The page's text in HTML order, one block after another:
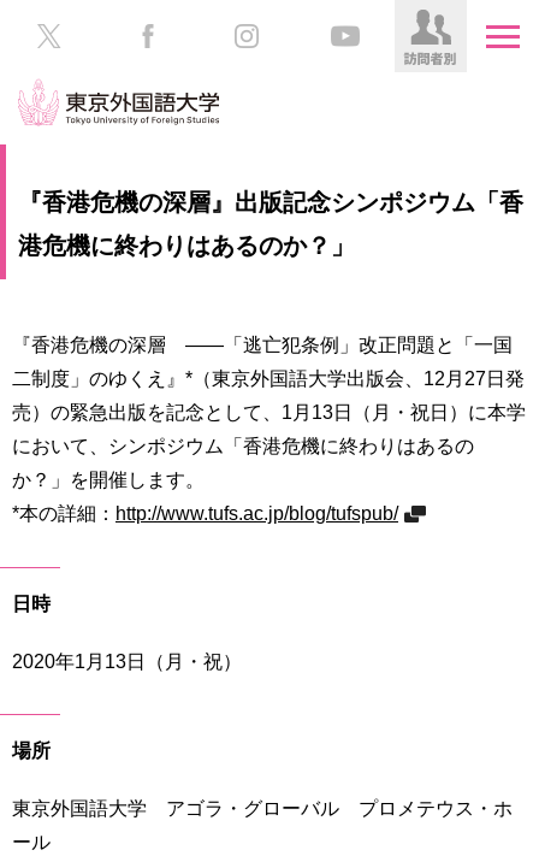
大
学
部・
大
学
院
／
教
研
会
連
携
入
試
生
の
在
学
の
方
保
護
方
卒
方
一
般・
『香港危機の深層』出版記念シンポジウム「香
港危機に終わりはあるのか？」
『香港危機の深層 ――「逃亡犯条例」改正問題と「一国
二制度」のゆくえ』*（東京外国語大学出版会、12月27日発
売）の緊急出版を記念として、1月13日（月・祝日）に本学
において、シンポジウム「香港危機に終わりはあるの
か？」を開催します。
*本の詳細： http://www.tufs.ac.jp/blog/tufspub/
日時
2020年1月13日（月・祝）
場所
東京外国語大学 アゴラ・グローバル プロメテウス・ホ
ール